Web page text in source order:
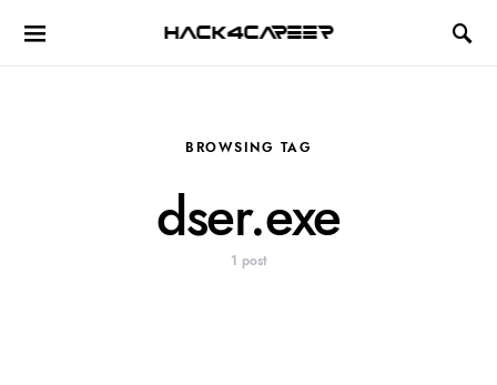
Hack4Career
BROWSING TAG
dser.exe
1 post